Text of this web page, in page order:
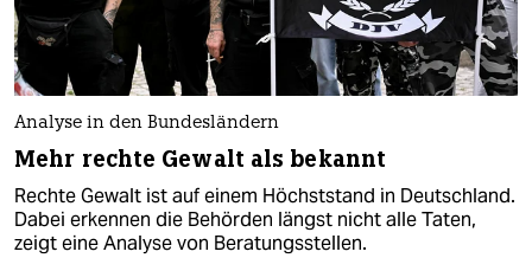
Analyse in den Bundesländern
Mehr rechte Gewalt als bekannt
Rechte Gewalt ist auf einem Höchststand in Deutschland.
Dabei erkennen die Behörden längst nicht alle Taten,
zeigt eine Analyse von Beratungsstellen.